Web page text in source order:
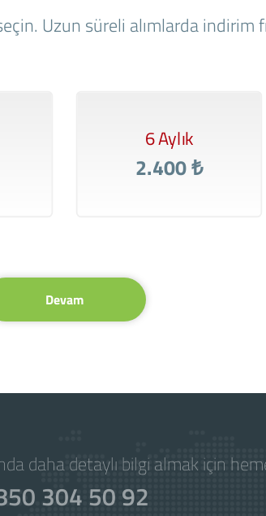
Uzun süreli alımlarda indirim
6 Aylık
2.400 ₺
Devam
daha detaylı bilgi almak için
304 50 92